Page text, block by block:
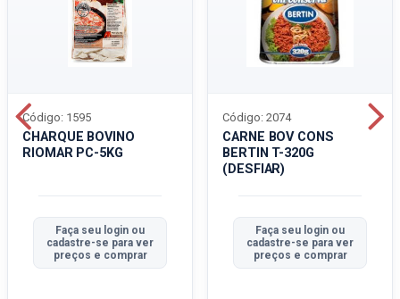
CHARQUE BOVINO
RIOMAR PC-5KG
Código: 1595
Faça seu login ou
cadastre-se para ver
preços e comprar
CARNE BOV CONS
BERTIN T-320G
(DESFIAR)
Código: 2074
Faça seu login ou
cadastre-se para ver
preços e comprar